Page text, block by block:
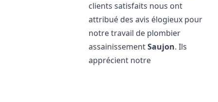
clients satisfaits nous ont
attribué des avis élogieux pour
notre travail de plombier
assainissementSaujon. Ils
apprécient notre